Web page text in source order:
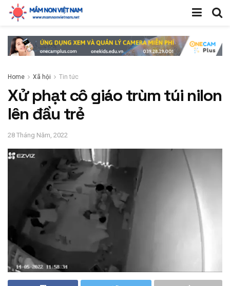
Home Xã hội Tin tức
Xử phạt cô giáo trùm túi nilon
lên đầu trẻ
28 Tháng Năm, 2022